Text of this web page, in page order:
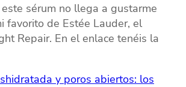
sérum no llega a gustarme
favorito de Estée Lauder, el
Repair. En el enlace tenéis la
y poros abiertos: los